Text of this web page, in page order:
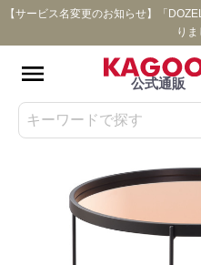
【サービス名変更のお知らせ】「
りま
公式通販